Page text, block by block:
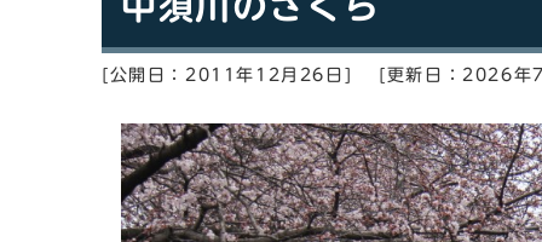
[公開日：2011年12月26日] [更新日：2026年